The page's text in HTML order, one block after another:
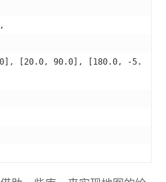
,
], [ 20.0, 90.0 ], [ 180.0, -5.